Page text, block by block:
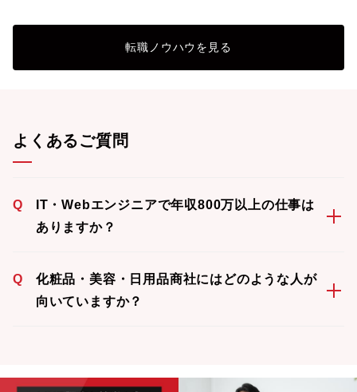
転職ノウハウを見る
よくあるご質問
Q
IT・Webエンジニアで年収800万以上の仕事は
ありますか？
Q
化粧品・美容・日用品商社にはどのような人が
向いていますか？